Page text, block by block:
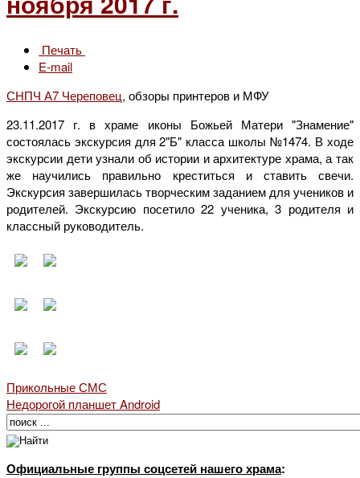
Печать
E-mail
СНПЧ А7 Череповец, обзоры принтеров и МФУ
23.11.2017 г. в храме иконы Божьей Матери "Знамение"
состоялась экскурсия для 2"Б" класса школы №1474. В ходе
экскурсии дети узнали об истории и архитектуре храма, а так
же научились правильно креститься и ставить свечи.
Экскурсия завершилась творческим заданием для учеников и
родителей. Экскурсию посетило 22 ученика, 3 родителя и
классный руководитель.
Прикольные СМС
Недорогой планшет Android
Официальные группы соцсетей нашего храма: